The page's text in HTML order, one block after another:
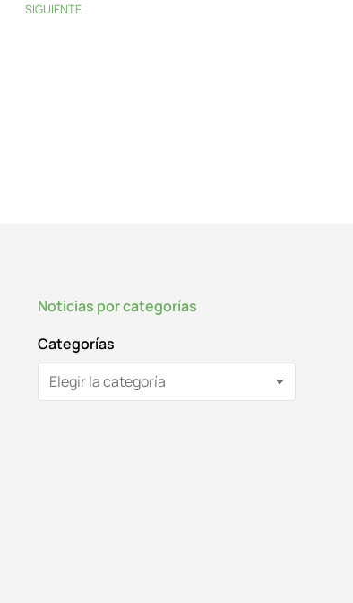
SIGUIENTE
Noticias por categorías
Categorías